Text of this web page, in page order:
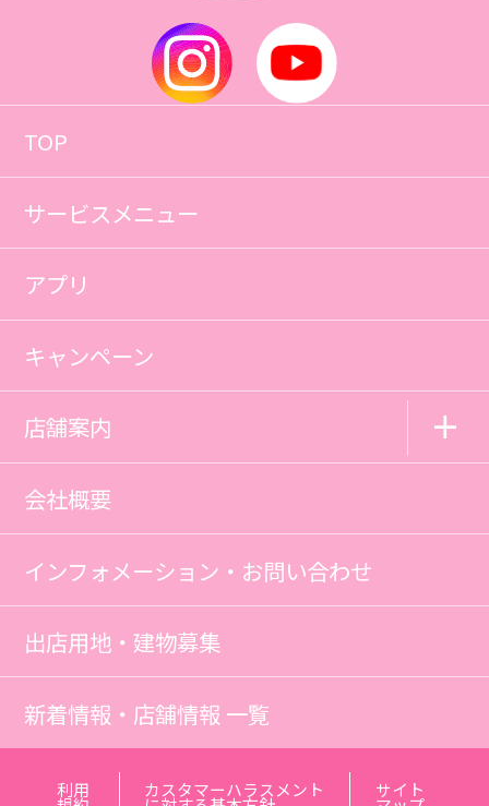
TOP
サービスメニュー
アプリ
キャンペーン
店舗案内
会社概要
インフォメーション・お問い合わせ
出店用地・建物募集
新着情報・店舗情報 一覧
利用 カスタマーハラスメント サイト